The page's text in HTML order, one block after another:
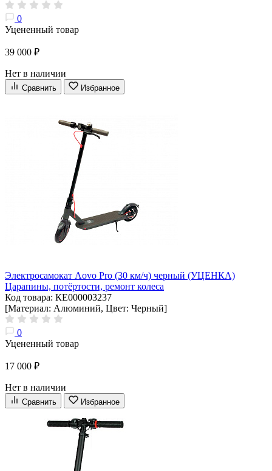
0
Уцененный товар
39 000 ₽
Нет в наличии
Сравнить Избранное
Электросамокат Aovo Pro (30 км/ч) черный (УЦЕНКА)
Царапины, потёртости, ремонт колеса
Код товара: КЕ000003237
[Материал: Алюминий, Цвет: Черный]
0
Уцененный товар
17 000 ₽
Нет в наличии
Сравнить Избранное